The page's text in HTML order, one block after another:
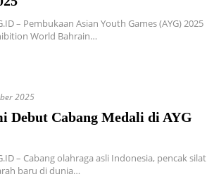
– Pembukaan Asian Youth Games (AYG) 2025
World Bahrain…
2025
Debut Cabang Medali di AYG
– Cabang olahraga asli Indonesia, pencak silat
baru di dunia…